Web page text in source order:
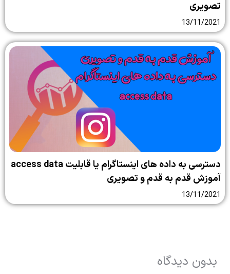
دسترسی به داده های اینستاگرام یا قابلیت access data
به قدم و تصویری